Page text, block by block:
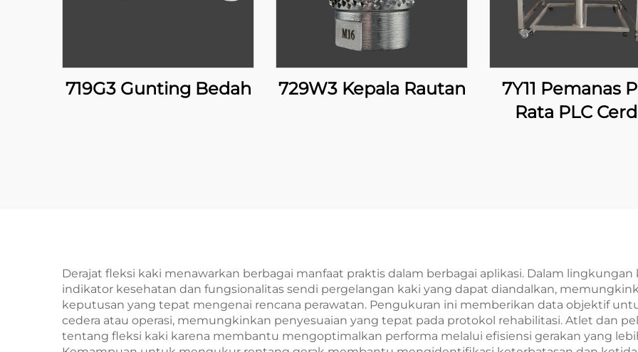
719G3 Gunting Bedah 729W3 Kepala Rautan
7Y11 Pemanas
Rata PLC
Derajat fleksi kaki menawarkan berbagai manfaat praktis dalam berbagai aplikasi. Dalam
indikator kesehatan dan fungsionalitas sendi pergelangan kaki yang dapat diandalkan,
keputusan yang tepat mengenai rencana perawatan. Pengukuran ini memberikan data objektif
cedera atau operasi, memungkinkan penyesuaian yang tepat pada protokol rehabilitasi. Atlet dan
tentang fleksi kaki karena membantu mengoptimalkan performa melalui efisiensi gerakan yang